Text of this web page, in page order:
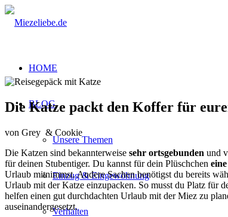
HOME
BLOG
Unsere Themen
Einzug & Eingewöhnung
Verhalten
Die Katze packt den Koffer für
von Grey & Cookie
Die Katzen sind bekannterweise sehr ortsgebunden und
für deinen Stubentiger. Du kannst für dein Plüschchen
Urlaub mitnimmst. Andere Sachen benötigst du bereits
Urlaub mit der Katze einzupacken. So musst du Platz für
helfen einen gut durchdachten Urlaub mit der Miez zu
auseinandergesetzt.